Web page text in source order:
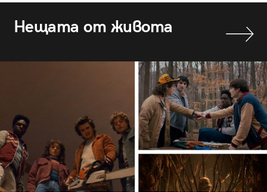
Нещата от живота